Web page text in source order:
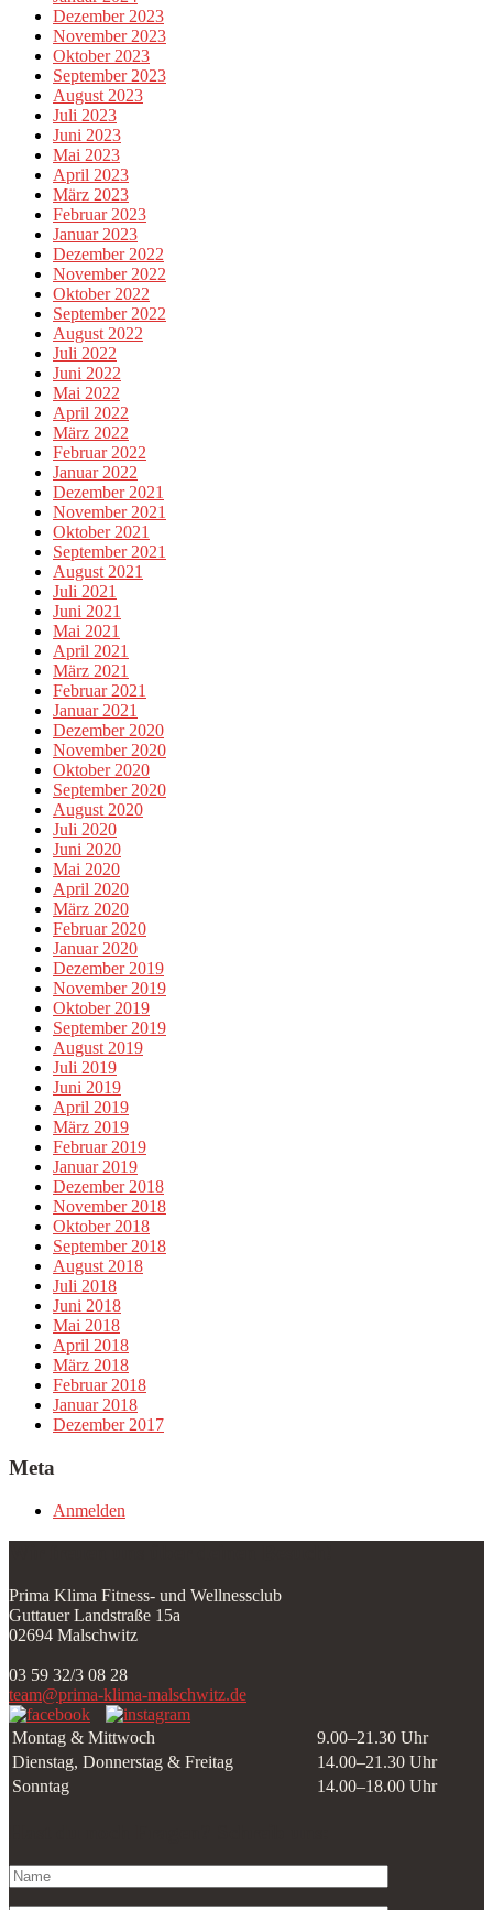
Dezember 2023
November 2023
Oktober 2023
September 2023
August 2023
Juli 2023
Juni 2023
Mai 2023
April 2023
März 2023
Februar 2023
Januar 2023
Dezember 2022
November 2022
Oktober 2022
September 2022
August 2022
Juli 2022
Juni 2022
Mai 2022
April 2022
März 2022
Februar 2022
Januar 2022
Dezember 2021
November 2021
Oktober 2021
September 2021
August 2021
Juli 2021
Juni 2021
Mai 2021
April 2021
März 2021
Februar 2021
Januar 2021
Dezember 2020
November 2020
Oktober 2020
September 2020
August 2020
Juli 2020
Juni 2020
Mai 2020
April 2020
März 2020
Februar 2020
Januar 2020
Dezember 2019
November 2019
Oktober 2019
September 2019
August 2019
Juli 2019
Juni 2019
April 2019
März 2019
Februar 2019
Januar 2019
Dezember 2018
November 2018
Oktober 2018
September 2018
August 2018
Juli 2018
Juni 2018
Mai 2018
April 2018
März 2018
Februar 2018
Januar 2018
Dezember 2017
Meta
Anmelden
Prima Klima Fitness- und Wellnessclub
Guttauer Landstraße 15a
02694 Malschwitz
03 59 32/3 08 28
team@prima-klima-malschwitz.de
Montag & Mittwoch
9.00–21.30 Uhr
Dienstag, Donnerstag & Freitag
14.00–21.30 Uhr
Sonntag
14.00–18.00 Uhr